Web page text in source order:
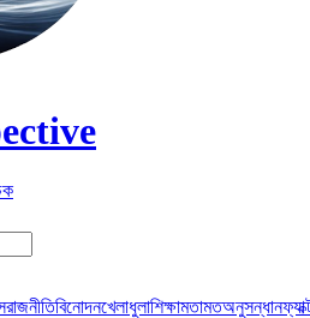
রাজনীতিবিনোদনখেলাধুলাশিক্ষামতামতঅনুসন্ধান